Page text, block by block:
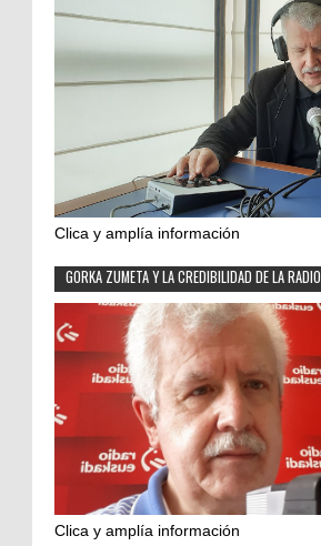
Clica y amplía información
GORKA ZUMETA Y LA CREDIBILIDAD DE LA RADIO
Clica y amplía información